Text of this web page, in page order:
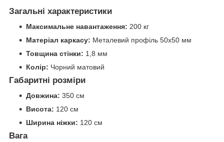
Загальні характеристики
Максимальне навантаження: 200 кг
Матеріал каркасу: Металевий профіль 50х50 мм
Товщина стінки: 1,8 мм
Колір: Чорний матовий
Габаритні розміри
Довжина: 350 см
Висота: 120 см
Ширина ніжки: 120 см
Вага